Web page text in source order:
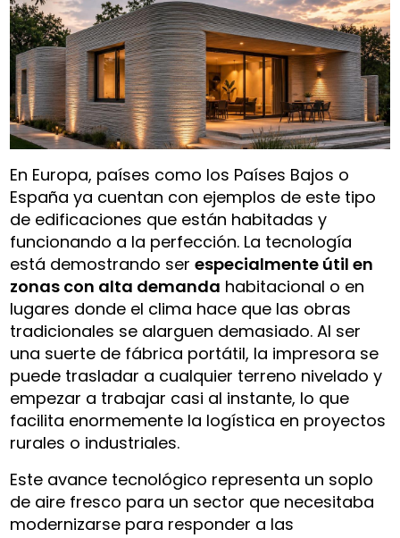
En Europa, países como los Países Bajos o
España ya cuentan con ejemplos de este tipo
de edificaciones que están habitadas y
funcionando a la perfección. La tecnología
está demostrando serespecialmente útil en
zonas con alta demanda habitacional o en
lugares donde el clima hace que las obras
tradicionales se alarguen demasiado. Al ser
una suerte de fábrica portátil, la impresora se
puede trasladar a cualquier terreno nivelado y
empezar a trabajar casi al instante, lo que
facilita enormemente la logística en proyectos
rurales o industriales.
Este avance tecnológico representa un soplo
de aire fresco para un sector que necesitaba
modernizarse para responder a las